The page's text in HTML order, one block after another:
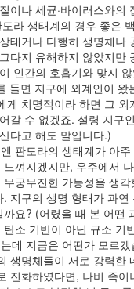
이나 세균·바이러스와의
라 생태계의 경우 좋은
태거나 다행히 생명체나
다지 유해하지 않았지만
인간의 호흡기와 맞지
들면 지구에 외계인이 왔
게 치명적이라 하면 그 외
갈 수 없겠죠. 설령 지구
다고 해도 말입니다.)
판도라의 생태계가 아
느껴지겠지만, 우주에서
무궁무진한 가능성을 생
지구의 생명 형태가 과연
요? (어렸을 때 본 어떤
탄소 기반이 아닌 규소 기
데 지금은 어떤가 모르겠
생명체들이 서로 강력한
진화하였다면, 나비 족이